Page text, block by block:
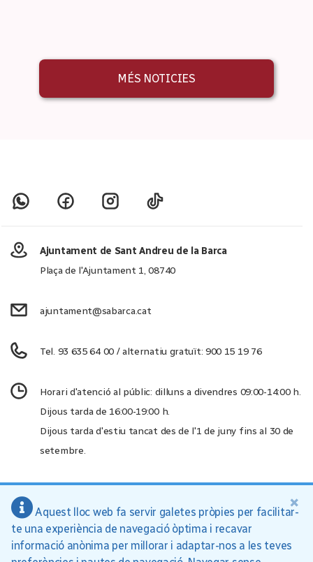
MÉS NOTICIES
Ajuntament de Sant Andreu de la Barca
Plaça de l'Ajuntament 1, 08740
ajuntament@sabarca.cat
Tel. 93 635 64 00 / alternatiu gratuït: 900 15 19 76
Horari d'atenció al públic: dilluns a divendres 09:00-14:00 h.
Dijous tarda de 16:00-19:00 h.
Dijous tarda d'estiu tancat des de l'1 de juny fins al 30 de
setembre.
Ajuntament de Sant Andreu de la Barca, 2026
Política de privacitat
Aquest lloc web fa servir galetes pròpies per facilitar-
te una experiència de navegació òptima i recavar
informació anònima per millorar i adaptar-nos a les teves
×